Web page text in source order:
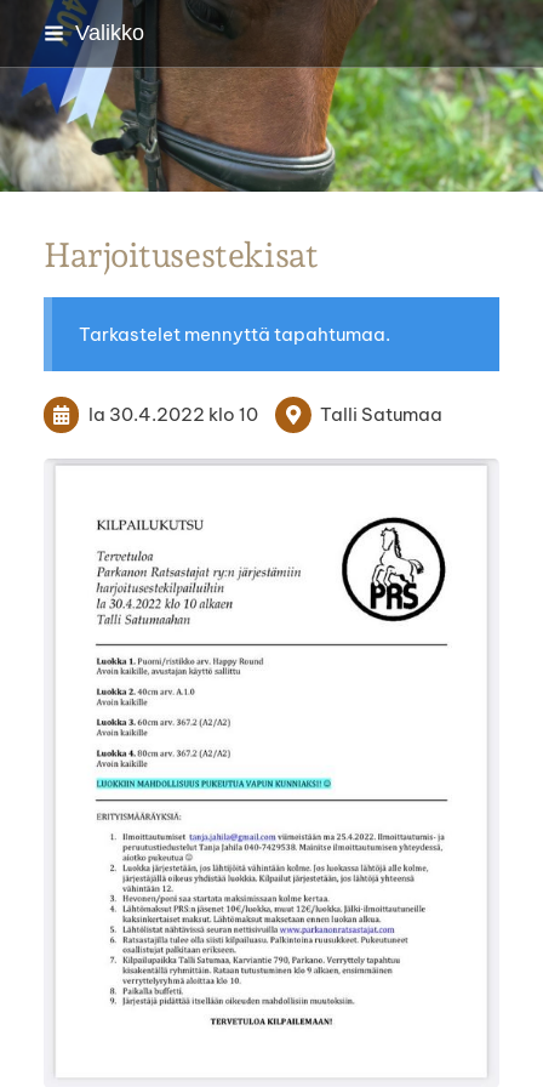
Siirry
sivun
sisältöön
Valikko
Parkanon Ratsastajat
Harjoitusestekisat
Tarkastelet mennyttä tapahtumaa.
la 30.4.2022 klo 10 Talli Satumaa